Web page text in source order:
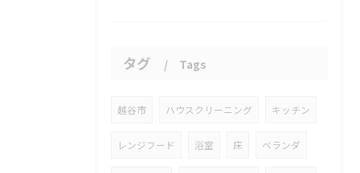
タグ Tags
越谷市 ハウスクリーニング キッチン
レンジフード 浴室 床 ベランダ